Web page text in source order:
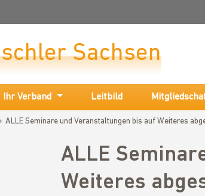
Sachsen
Ihr Verband Leitbild
ALLE Seminare und Veranstaltungen bis auf Weiteres
ALLE
Weiteres